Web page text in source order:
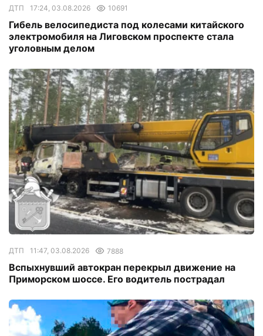
ДТП 17:24, 03.08.2026 10691
Гибель велосипедиста под колесами китайского
электромобиля на Лиговском проспекте стала
уголовным делом
ДТП 11:47, 03.08.2026 7888
Вспыхнувший автокран перекрыл движение на
Приморском шоссе. Его водитель пострадал